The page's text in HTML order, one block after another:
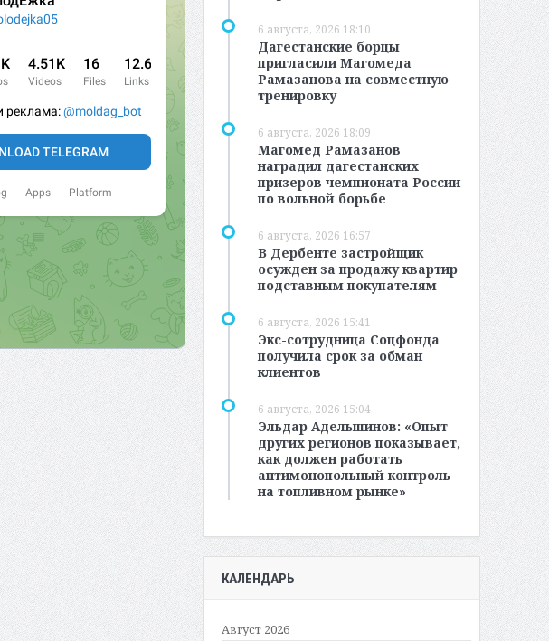
6 августа, 2026 18:10
Дагестанские борцы
пригласили Магомеда
Рамазанова на совместную
тренировку
6 августа, 2026 18:09
Магомед Рамазанов
наградил дагестанских
призеров чемпионата России
по вольной борьбе
6 августа, 2026 16:57
В Дербенте застройщик
осужден за продажу квартир
подставным покупателям
6 августа, 2026 15:41
Экс-сотрудница Соцфонда
получила срок за обман
клиентов
6 августа, 2026 15:04
Эльдар Адельшинов: «Опыт
других регионов показывает,
как должен работать
антимонопольный контроль
на топливном рынке»
КАЛЕНДАРЬ
Август 2026